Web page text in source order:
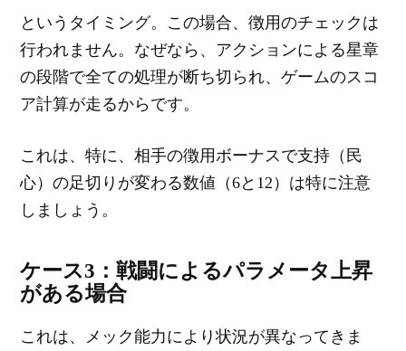
というタイミング。この場合、徴用のチェックは
行われません。なぜなら、アクションによる星章
の段階で全ての処理が断ち切られ、ゲームのスコ
ア計算が走るからです。
これは、特に、相手の徴用ボーナスで支持（民
心）の足切りが変わる数値（6と12）は特に注意
しましょう。
ケース3：戦闘によるパラメータ上昇
がある場合
これは、メック能力により状況が異なってきま